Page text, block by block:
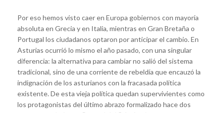
Por eso hemos visto caer en Europa gobiernos con mayoría
absoluta en Grecia y en Italia, mientras en Gran Bretaña o
Portugal los ciudadanos optaron por anticipar el cambio. En
Asturias ocurrió lo mismo el año pasado, con una singular
diferencia: la alternativa para cambiar no salió del sistema
tradicional, sino de una corriente de rebeldía que encauzó la
indignación de los asturianos con la fracasada política
existente. De esta vieja política quedan supervivientes como
los protagonistas del último abrazo formalizado hace dos